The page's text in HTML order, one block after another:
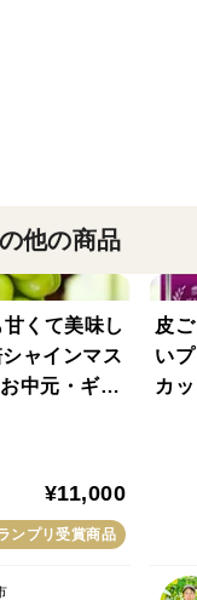
他の商品
くて美味し
ャインマス
中元・ギフ
¥11,000
ンプリ受賞商品
皮
い
カ